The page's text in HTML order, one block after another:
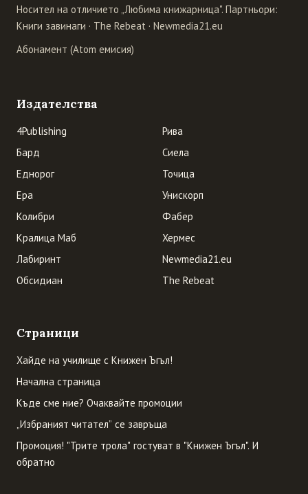
Носител на отличието „Любима книжарница". Партньори:
Книги завинаги · The Rebeat · Newmedia21.eu
Абонамент (Atom емисия)
Издателства
4Publishing
Бард
Еднорог
Ера
Колибри
Кралица Маб
Лабиринт
Обсидиан
Рива
Сиела
Точица
Унискорп
Фабер
Хермес
Newmedia21.eu
The Rebeat
Страници
Хайде на училище с Книжен Ъгъл!
Начална страница
Къде сме ние? Очаквайте промоции
„Избраният читател” се завръща
Промоция! "Трите трола" гостуват в "Книжен Ъгъл". И
обратно